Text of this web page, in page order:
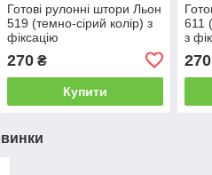
Готові рулонні штори Льон
519 (темно-сірий колір) з
фіксацію
270₴
Купити
611
з
270